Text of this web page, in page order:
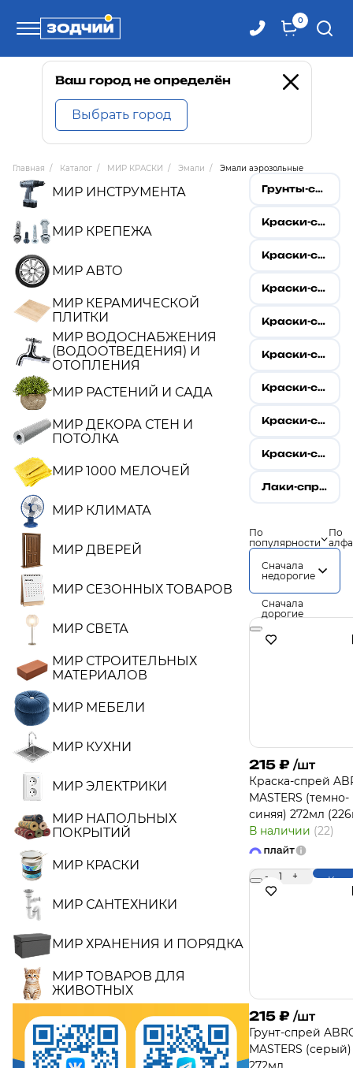
0
Телефоны
8 800 100-71-71
8 (4242) 30-00-27
8 (4242) 30-00-72
Ваш город не определён
Выбрать город
Главная / Каталог / МИР КРАСКИ / Эмали / Эмали аэрозольные
МИР ИНСТРУМЕНТА
МИР КРЕПЕЖА
МИР АВТО
МИР КЕРАМИЧЕСКОЙ
ПЛИТКИ
МИР ВОДОСНАБЖЕНИЯ
(ВОДООТВЕДЕНИЯ) И
ОТОПЛЕНИЯ
МИР РАСТЕНИЙ И САДА
МИР ДЕКОРА СТЕН И
ПОТОЛКА
МИР 1000 МЕЛОЧЕЙ
МИР КЛИМАТА
МИР ДВЕРЕЙ
МИР СЕЗОННЫХ ТОВАРОВ
МИР СВЕТА
МИР СТРОИТЕЛЬНЫХ
МАТЕРИАЛОВ
МИР МЕБЕЛИ
МИР КУХНИ
МИР ЭЛЕКТРИКИ
МИР НАПОЛЬНЫХ
ПОКРЫТИЙ
МИР КРАСКИ
МИР САНТЕХНИКИ
МИР ХРАНЕНИЯ И ПОРЯДКА
МИР ТОВАРОВ ДЛЯ
ЖИВОТНЫХ
Грунты-спрей под эмаль универсальные
Краски-спрей бытовые
Краски-спрей декоративные
Краски-спрей для пластика
Краски-спрей защитные удаляемые
Краски-спрей коррозийно-стойкие
Краски-спрей с металл. эффектом
Краски-спрей термостойкие, герметизирующие
Краски-спрей флюоресцентные
Лаки-спрей
По
популярности
По
Сначала
недорогие
Сначала
дорогие
215 ₽ /шт
Краска-спрей
MASTERS (темно-
синяя) 272мл
В наличии (22)
- 1 +
215 ₽ /шт
Грунт-спрей
MASTERS (серый)